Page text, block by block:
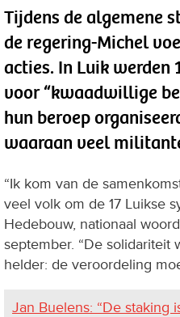
Tijdens de algemene
de regering-Michel
acties. In Luik werden
voor “kwaadwillige
hun beroep
waaraan veel
“Ik kom van de
veel volk om de 17 Luikse
Hedebouw, nationaal
september. “De solidariteit
helder: de veroordeling
Jan Buelens: “De staking